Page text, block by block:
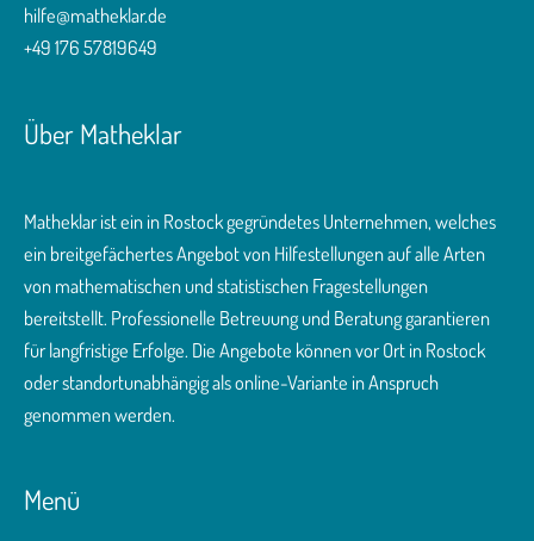
hilfe@matheklar.de
+49 176 57819649
Über Matheklar
Matheklar ist ein in Rostock gegründetes Unternehmen, welches
ein breitgefächertes Angebot von Hilfestellungen auf alle Arten
von mathematischen und statistischen Fragestellungen
bereitstellt. Professionelle Betreuung und Beratung garantieren
für langfristige Erfolge. Die Angebote können vor Ort in Rostock
oder standortunabhängig als online-Variante in Anspruch
genommen werden.
Menü